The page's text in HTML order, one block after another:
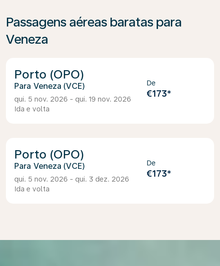
Passagens aéreas baratas para
Veneza
Porto (OPO)
Veneza (VCE)
qui. 5 nov. 2026 - qui. 19 nov. 2026
Ida e volta
De
€173*
Porto (OPO)
Veneza (VCE)
qui. 5 nov. 2026 - qui. 3 dez. 2026
Ida e volta
De
€173*